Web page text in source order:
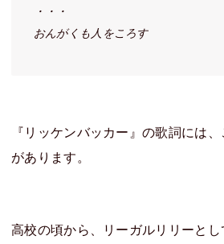
・・・
おんがくも人をころす
『リッケンバッカー』の歌詞には
があります。
高校の頃から、リーガルリリーと